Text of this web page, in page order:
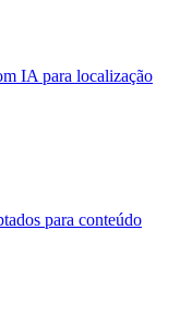
IA para localização
para conteúdo